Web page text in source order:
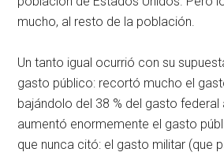
mucho, al resto de la población.
Un tanto igual ocurrió con su
gasto público: recortó mucho el
bajándolo del 38 % del gasto federal
aumentó enormemente el gasto
que nunca citó: el gasto militar (que